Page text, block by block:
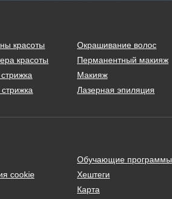
красоты
красоты
Окрашивание волос
Перманентный макияж
Макияж
Лазерная эпиляция
cookie
Обучающие программы
Хештеги
Карта